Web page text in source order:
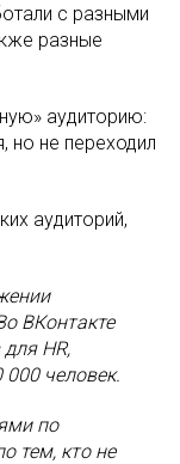
с разными
разные
аудиторию:
но не переходил
аудиторий,
ВКонтакте
HR,
человек.
по
тем, кто не